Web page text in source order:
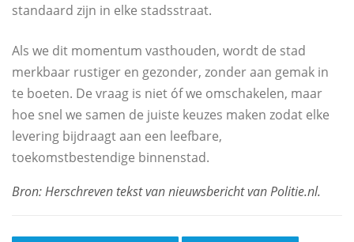
standaard zijn in elke stadsstraat.
Als we dit momentum vasthouden, wordt de stad
merkbaar rustiger en gezonder, zonder aan gemak in
te boeten. De vraag is niet óf we omschakelen, maar
hoe snel we samen de juiste keuzes maken zodat elke
levering bijdraagt aan een leefbare,
toekomstbestendige binnenstad.